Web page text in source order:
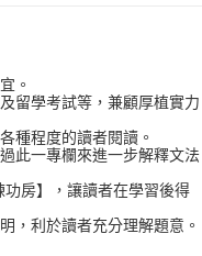
。
留學考試等，兼顧厚植實力
種程度的讀者閱讀。
此一專欄來進一步解釋文法
房】，讓讀者在學習後得
，利於讀者充分理解題意。